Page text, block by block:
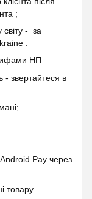
;
- за
.
НП
- звертайтеся в
Pay через
товару